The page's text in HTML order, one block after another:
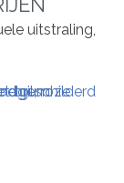
uitstraling,